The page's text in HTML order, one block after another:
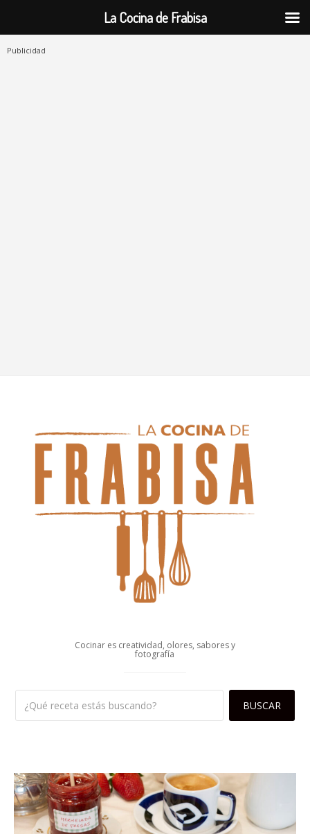
Publicidad
Cocinar es creatividad, olores, sabores y
fotografía
La Cocina de Frabisa